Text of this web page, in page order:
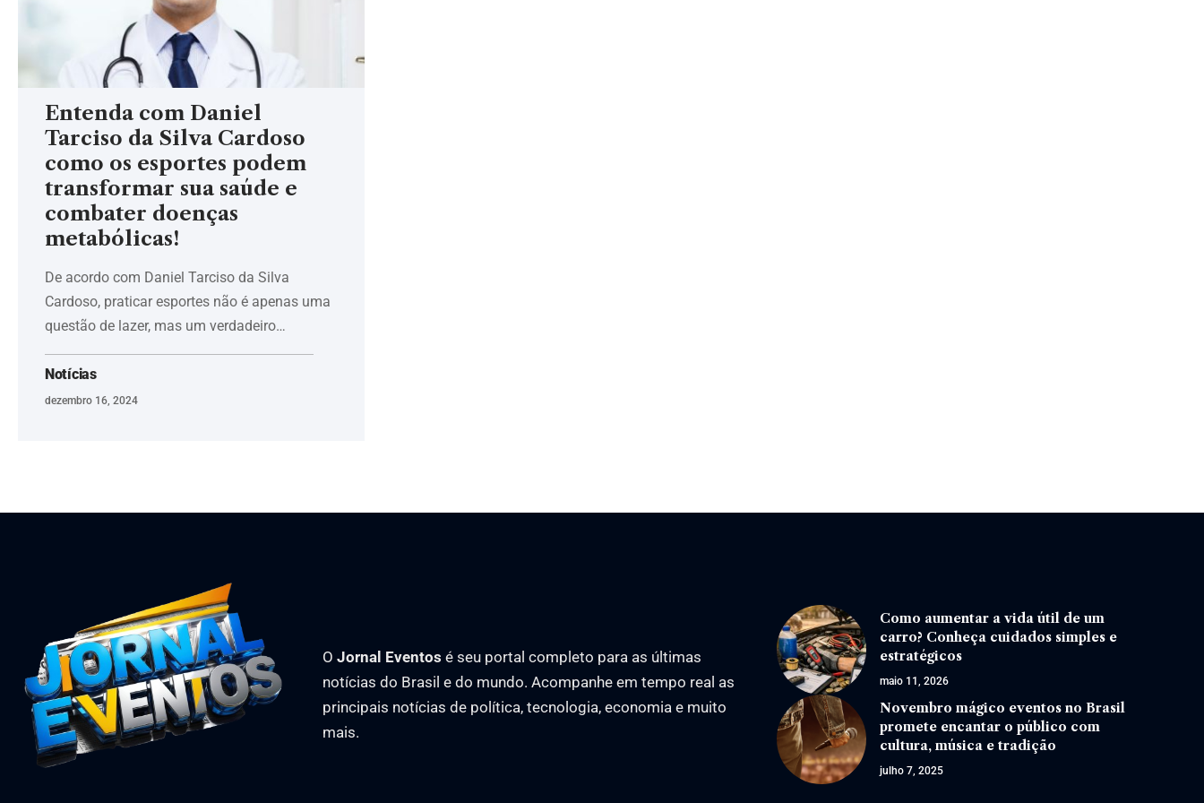
Entenda com Daniel
Tarciso da Silva Cardoso
como os esportes podem
transformar sua saúde e
combater doenças
metabólicas!
De acordo com Daniel Tarciso da Silva
Cardoso, praticar esportes não é apenas uma
questão de lazer, mas um verdadeiro…
Notícias
dezembro 16, 2024
O Jornal Eventos é seu portal completo para as últimas
notícias do Brasil e do mundo. Acompanhe em tempo real as
principais notícias de política, tecnologia, economia e muito
mais.
Como aumentar a vida útil de um
carro? Conheça cuidados simples e
estratégicos
maio 11, 2026
Novembro mágico eventos no Brasil
promete encantar o público com
cultura, música e tradição
julho 7, 2025